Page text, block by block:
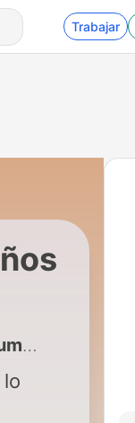
Trabajar